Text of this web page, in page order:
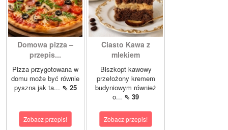
Domowa pizza –
przepis...
Pizza przygotowana w
domu może być równie
pyszna jak ta... ⇖ 25
Zobacz przepis!
Ciasto Kawa z
mlekiem
Biszkopt kawowy
przełożony kremem
budyniowym również
o... ⇖ 39
Zobacz przepis!